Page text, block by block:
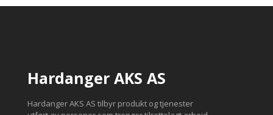
Hardanger AKS AS
Hardanger AKS AS tilbyr produkt og tjenester